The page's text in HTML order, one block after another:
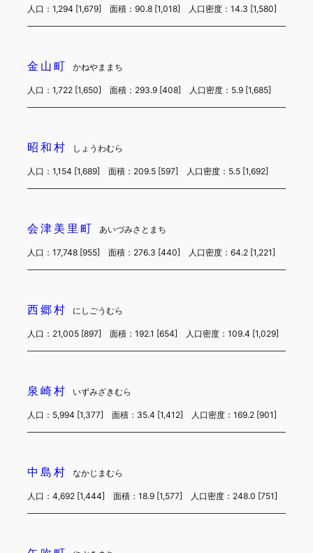
人口：1,294 [1,679] 面積：90.8 [1,018] 人口密度：14.3 [1,580]
金山町 かねやままち
人口：1,722 [1,650] 面積：293.9 [408] 人口密度：5.9 [1,685]
昭和村 しょうわむら
人口：1,154 [1,689] 面積：209.5 [597] 人口密度：5.5 [1,692]
会津美里町 あいづみさとまち
人口：17,748 [955] 面積：276.3 [440] 人口密度：64.2 [1,221]
西郷村 にしごうむら
人口：21,005 [897] 面積：192.1 [654] 人口密度：109.4 [1,029]
泉崎村 いずみざきむら
人口：5,994 [1,377] 面積：35.4 [1,412] 人口密度：169.2 [901]
中島村 なかじまむら
人口：4,692 [1,444] 面積：18.9 [1,577] 人口密度：248.0 [751]